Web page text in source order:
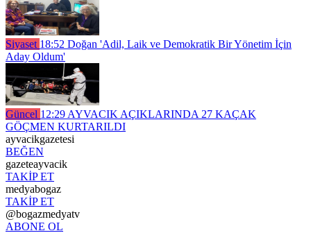
Siyaset 18:52 Doğan 'Adil, Laik ve Demokratik Bir Yönetim İçin
Aday Oldum'
Güncel 12:29 AYVACIK AÇIKLARINDA 27 KAÇAK
GÖÇMEN KURTARILDI
ayvacikgazetesi
BEĞEN
gazeteayvacik
TAKİP ET
medyabogaz
TAKİP ET
@bogazmedyatv
ABONE OL